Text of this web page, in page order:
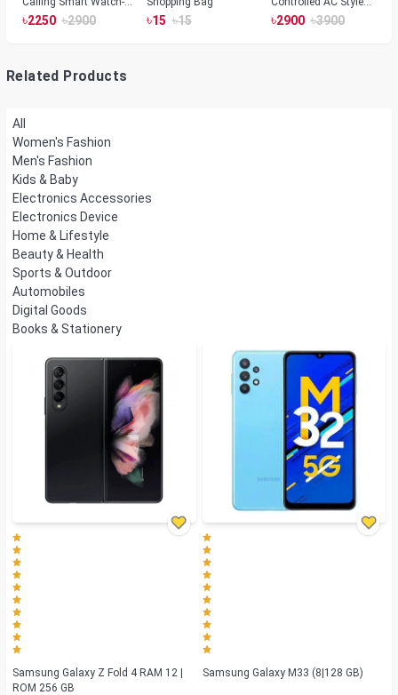
Silver Color
৳2250 ৳2900 ৳15 ৳15
Room Heater 1800
৳2900 ৳3900
Related Products
All
Women's Fashion
Men's Fashion
Kids & Baby
Electronics Accessories
Electronics Device
Home & Lifestyle
Beauty & Health
Sports & Outdoor
Automobiles
Digital Goods
Books & Stationery
Samsung Galaxy Z Fold 4 RAM 12 |
ROM 256 GB
Samsung Galaxy M33 (8|128 GB)